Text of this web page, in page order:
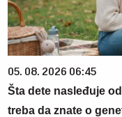
05. 08. 2026 06:45
Šta dete nasleđuje
treba da znate o